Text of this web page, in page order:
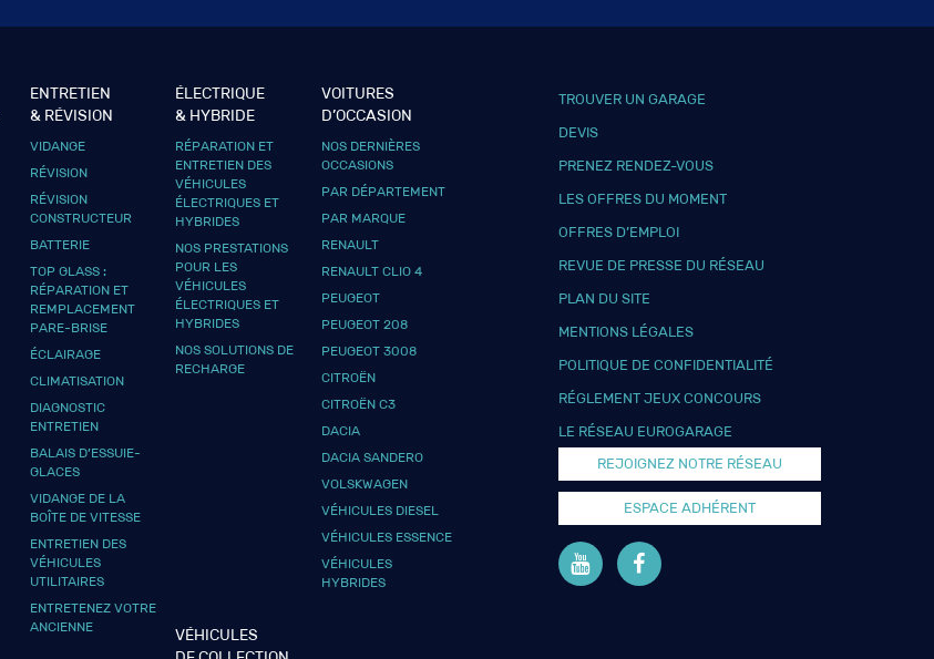
ENTRETIEN
& RÉVISION
VIDANGE
RÉVISION
RÉVISION
CONSTRUCTEUR
BATTERIE
TOP GLASS :
RÉPARATION ET
REMPLACEMENT
PARE-BRISE
ÉCLAIRAGE
CLIMATISATION
DIAGNOSTIC
ENTRETIEN
BALAIS D’ESSUIE-
GLACES
VIDANGE DE LA
BOÎTE DE VITESSE
ENTRETIEN DES
VÉHICULES
UTILITAIRES
ENTRETENEZ VOTRE
ANCIENNE
ÉLECTRIQUE
& HYBRIDE
RÉPARATION ET
ENTRETIEN DES
VÉHICULES
ÉLECTRIQUES ET
HYBRIDES
NOS PRESTATIONS
POUR LES
VÉHICULES
ÉLECTRIQUES ET
HYBRIDES
NOS SOLUTIONS DE
RECHARGE
VOITURES
D’OCCASION
NOS DERNIÈRES
OCCASIONS
PAR DÉPARTEMENT
PAR MARQUE
RENAULT
RENAULT CLIO 4
PEUGEOT
PEUGEOT 208
PEUGEOT 3008
CITROËN
CITROËN C3
DACIA
DACIA SANDERO
VOLSKWAGEN
VÉHICULES DIESEL
VÉHICULES ESSENCE
VÉHICULES
HYBRIDES
VÉHICULES
TROUVER UN GARAGE
DEVIS
PRENEZ RENDEZ-VOUS
LES OFFRES DU MOMENT
OFFRES D’EMPLOI
REVUE DE PRESSE DU RÉSEAU
PLAN DU SITE
MENTIONS LÉGALES
POLITIQUE DE CONFIDENTIALITÉ
RÉGLEMENT JEUX CONCOURS
LE RÉSEAU EUROGARAGE
REJOIGNEZ NOTRE RÉSEAU
ESPACE ADHÉRENT